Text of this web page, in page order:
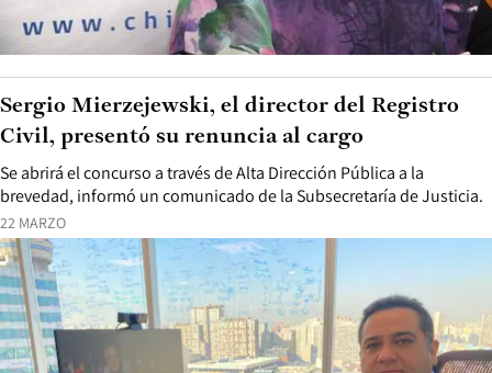
22 MARZO
Se abrirá el concurso a través de Alta Dirección Pública a la
brevedad, informó un comunicado de la Subsecretaría de Justicia.
Sergio Mierzejewski, el director del Registro
Civil, presentó su renuncia al cargo